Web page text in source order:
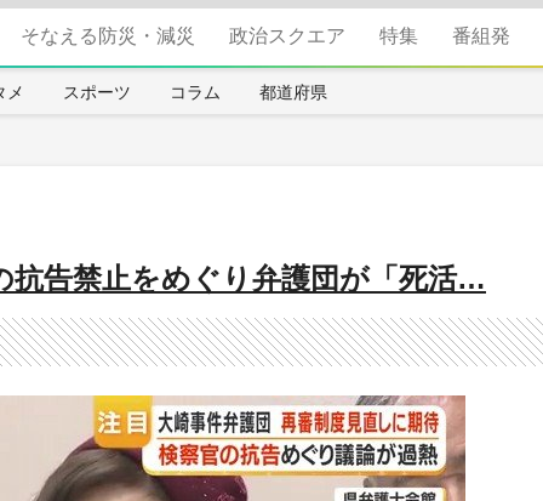
そなえる防災・減災 政治スクエア 特集 番組発
メ スポーツ コラム 都道府県
告禁止をめぐり弁護団が「死活…